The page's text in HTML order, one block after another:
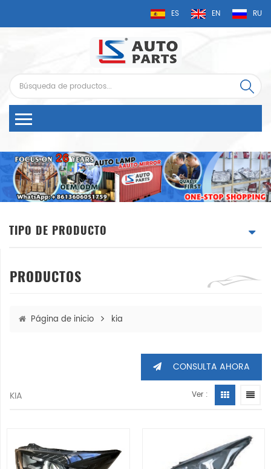
ES EN RU
TIPO DE PRODUCTO
PRODUCTOS
Página de inicio kia
CONSULTA AHORA
KIA Ver :